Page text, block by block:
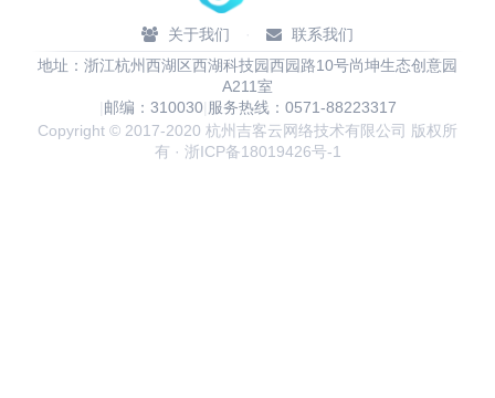
关于我们 ·
联系我们
地址：浙江杭州西湖区西湖科技园西园路10号尚坤生态创意园
A211室
邮编：310030| 服务热线：0571-88223317
Copyright © 2017-2020 杭州吉客云网络技术有限公司 版权所
有 · 浙ICP备18019426号-1